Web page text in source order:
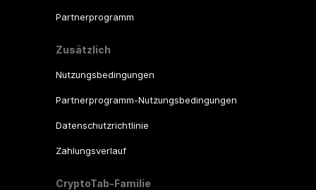
Partnerprogramm
Zusätzlich
Nutzungsbedingungen
Partnerprogramm-Nutzungsbedingungen
Datenschutzrichtlinie
Zahlungsverlauf
CryptoTab-Familie